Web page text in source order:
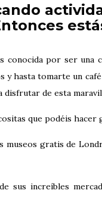
conocida por ser una
y hasta tomarte un
disfrutar de esta
que podéis hacer
museos gratis de
sus increíbles